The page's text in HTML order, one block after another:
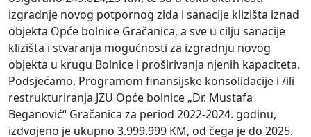
izgradnje novog potpornog zida i sanacije klizišta iznad
objekta Opće bolnice Gračanica, a sve u cilju sanacije
klizišta i stvaranja mogućnosti za izgradnju novog
objekta u krugu Bolnice i proširivanja njenih kapaciteta.
Podsjećamo, Programom finansijske konsolidacije i /ili
restrukturiranja JZU Opće bolnice „Dr. Mustafa
Beganović“ Gračanica za period 2022-2024. godinu,
izdvojeno je ukupno 3.999.999 KM, od čega je do 2025.